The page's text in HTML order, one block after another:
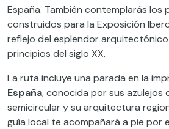
España. También contemplarás los
construidos para la Exposición
reflejo del esplendor arquitectónico
principios del siglo XX.
La ruta incluye una parada en la
España, conocida por sus azulejos
semicircular y su arquitectura
guía local te acompañará a pie por